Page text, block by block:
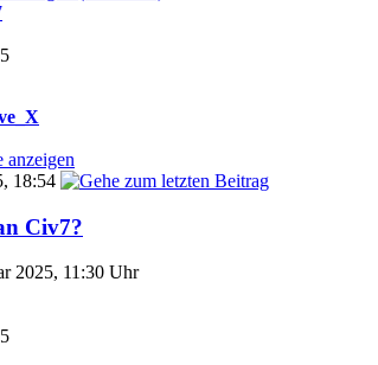
anzeigen
18:54
Civ7?
2025, 11:30 Uhr